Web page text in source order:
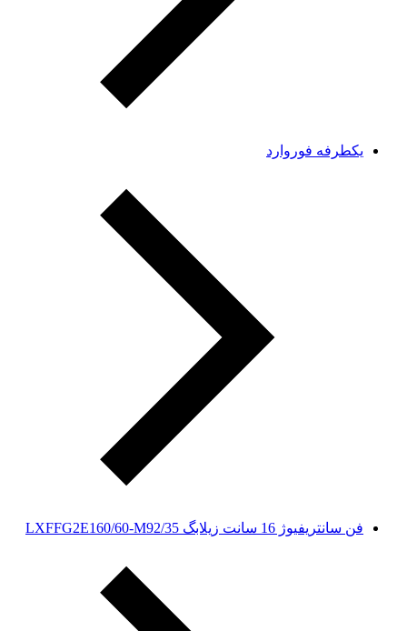
یکطرفه فوروارد
فن سانتریفیوژ 16 سانت زیلابگ LXFFG2E160/60-M92/35